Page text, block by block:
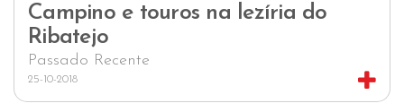
Campino e touros na lezíria do
Ribatejo
Passado Recente
25-10-2018